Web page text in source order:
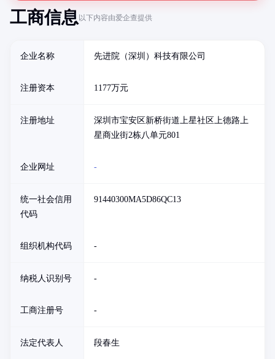
工商信息以下内容由爱企查提供
企业名称 先进院（深圳）科技有限公司
注册资本 1177万元
注册地址
深圳市宝安区新桥街道上星社区上德路上
星商业街2栋八单元801
企业网址 -
统一社会信用
代码
91440300MA5D86QC13
组织机构代码 -
纳税人识别号 -
工商注册号 -
法定代表人 段春生